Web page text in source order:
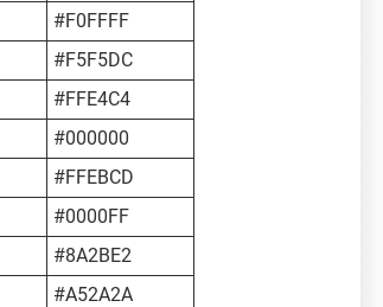
#F0FFFF
#F5F5DC
#FFE4C4
#000000
#FFEBCD
#0000FF
#8A2BE2
#A52A2A